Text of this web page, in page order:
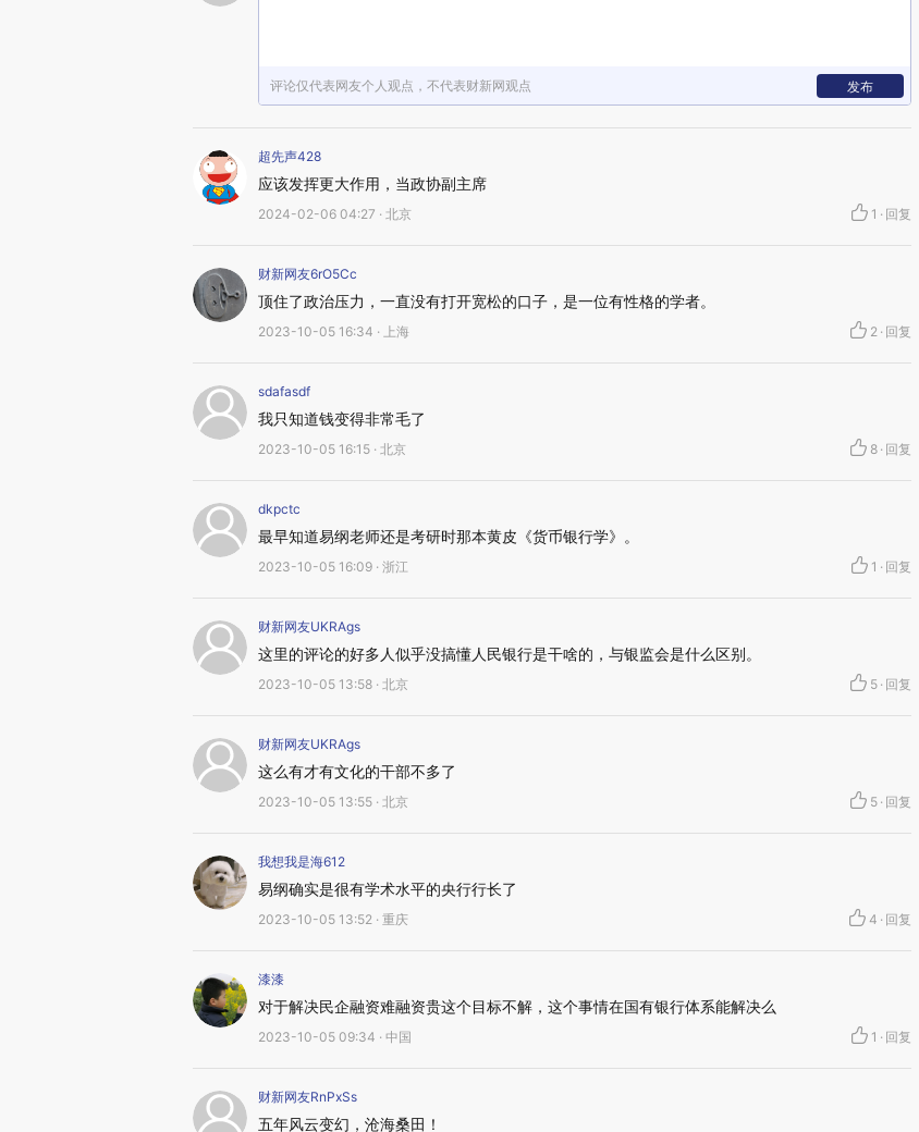
评论仅代表网友个人观点，不代表财新网观点 发布
超先声428
应该发挥更大作用，当政协副主席
2024-02-06 04:27 · 北京 1 · 回复
财新网友6rO5Cc
顶住了政治压力，一直没有打开宽松的口子，是一位有性格的学者。
2023-10-05 16:34 · 上海 2 · 回复
sdafasdf
我只知道钱变得非常毛了
2023-10-05 16:15 · 北京 8 · 回复
dkpctc
最早知道易纲老师还是考研时那本黄皮《货币银行学》。
2023-10-05 16:09 · 浙江 1 · 回复
财新网友UKRAgs
这里的评论的好多人似乎没搞懂人民银行是干啥的，与银监会是什么区别。
2023-10-05 13:58 · 北京 5 · 回复
财新网友UKRAgs
这么有才有文化的干部不多了
2023-10-05 13:55 · 北京 5 · 回复
我想我是海612
易纲确实是很有学术水平的央行行长了
2023-10-05 13:52 · 重庆 4 · 回复
漆漆
对于解决民企融资难融资贵这个目标不解，这个事情在国有银行体系能解决么
2023-10-05 09:34 · 中国 1 · 回复
财新网友RnPxSs
五年风云变幻，沧海桑田！